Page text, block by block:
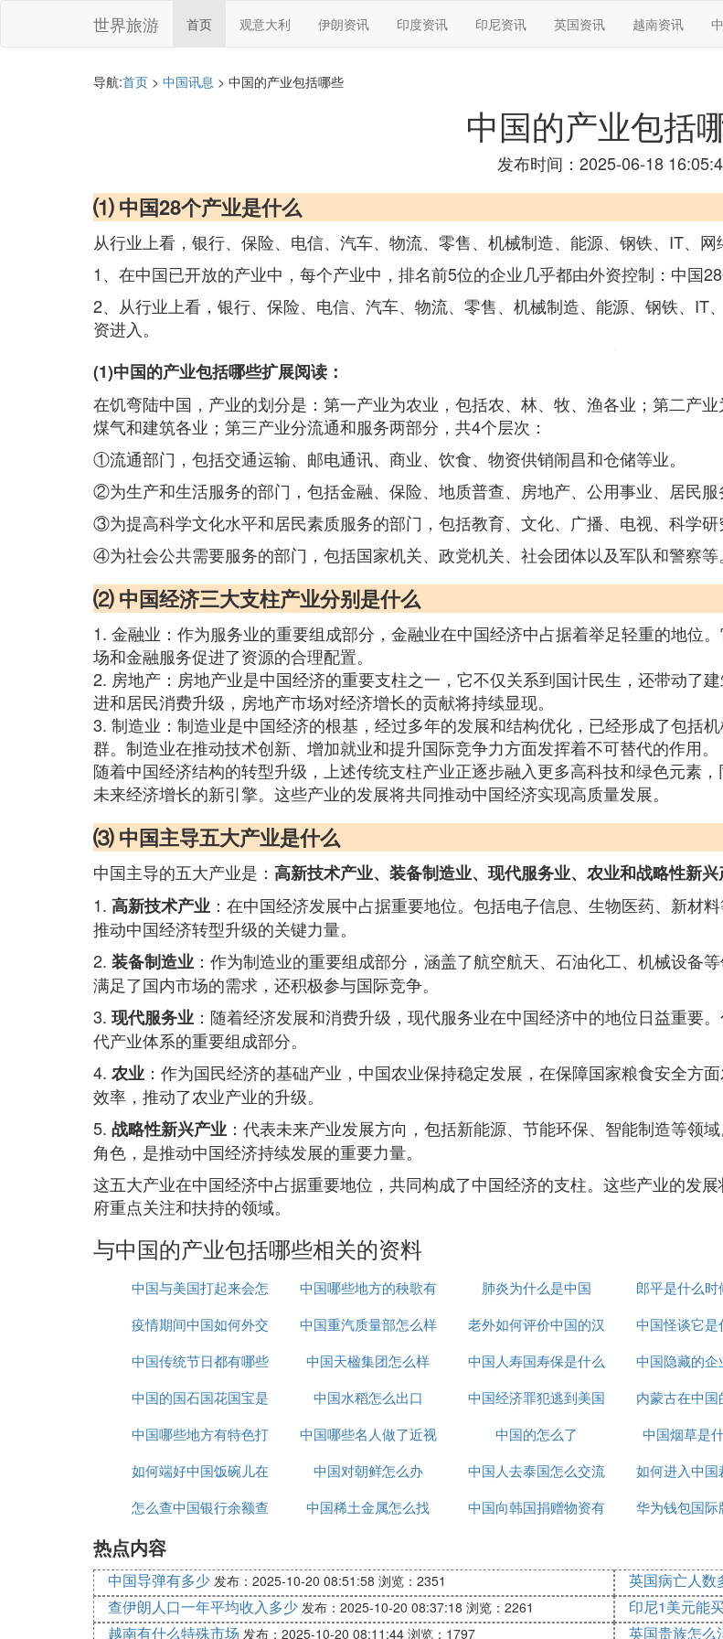
世界旅游 首页 观意大利 伊朗资讯 印度资讯 印尼资讯 英国资讯 越南资讯
导航:首页 > 中国讯息 > 中国的产业包括哪些
中国的产业包括
发布时间：2025-06-18
⑴ 中国28个产业是什么
从行业上看，银行、保险、电信、汽车、物流、零售、机械制造、能源、钢铁、IT、网
1、在中国已开放的产业中，每个产业中，排名前5位的企业几乎都由外资控制：中国
2、从行业上看，银行、保险、电信、汽车、物流、零售、机械制造、能源、钢铁、
资进入。
(1)中国的产业包括哪些扩展阅读：
在饥弯陆中国，产业的划分是：第一产业为农业，包括农、林、牧、渔各业；第二产
煤气和建筑各业；第三产业分流通和服务两部分，共4个层次：
①流通部门，包括交通运输、邮电通讯、商业、饮食、物资供销闹昌和仓储等业。
②为生产和生活服务的部门，包括金融、保险、地质普查、房地产、公用事业、居民服
③为提高科学文化水平和居民素质服务的部门，包括教育、文化、广播、电视、科学研
④为社会公共需要服务的部门，包括国家机关、政党机关、社会团体以及军队和警察等。
⑵ 中国经济三大支柱产业分别是什么
1. 金融业：作为服务业的重要组成部分，金融业在中国经济中占据着举足轻重的地位
场和金融服务促进了资源的合理配置。
2. 房地产：房地产业是中国经济的重要支柱之一，它不仅关系到国计民生，还带动了
进和居民消费升级，房地产市场对经济增长的贡献将持续显现。
3. 制造业：制造业是中国经济的根基，经过多年的发展和结构优化，已经形成了包括
群。制造业在推动技术创新、增加就业和提升国际竞争力方面发挥着不可替代的作用。
随着中国经济结构的转型升级，上述传统支柱产业正逐步融入更多高科技和绿色元素
未来经济增长的新引擎。这些产业的发展将共同推动中国经济实现高质量发展。
⑶ 中国主导五大产业是什么
中国主导的五大产业是： 高新技术产业、装备制造业、现代服务业、农业和战略性新
1. 高新技术产业 ：在中国经济发展中占据重要地位。包括电子信息、生物医药、新材
推动中国经济转型升级的关键力量。
2. 装备制造业 ：作为制造业的重要组成部分，涵盖了航空航天、石油化工、机械设备
满足了国内市场的需求，还积极参与国际竞争。
3. 现代服务业 ：随着经济发展和消费升级，现代服务业在中国经济中的地位日益重要
代产业体系的重要组成部分。
4. 农业 ：作为国民经济的基础产业，中国农业保持稳定发展，在保障国家粮食安全方
效率，推动了农业产业的升级。
5. 战略性新兴产业 ：代表未来产业发展方向，包括新能源、节能环保、智能制造等领
角色，是推动中国经济持续发展的重要力量。
这五大产业在中国经济中占据重要地位，共同构成了中国经济的支柱。这些产业的发
府重点关注和扶持的领域。
与中国的产业包括哪些相关的资料
中国与美国打起来会怎
么样
中国哪些地方的秧歌有
名
肺炎为什么是中国
郎平是什么时
女排
疫情期间中国如何外交
中国重汽质量部怎么样
老外如何评价中国的汉
服
中国怪谈它是
中国传统节日都有哪些 中国天楹集团怎么样 中国人寿国寿保是什么 中国隐藏的企
中国的国石国花国宝是
什么
中国水稻怎么出口
中国经济罪犯逃到美国
怎么办
内蒙古在中国
置
中国哪些地方有特色打
鼓
中国哪些名人做了近视
手术
中国的怎么了 中国烟草是
如何端好中国饭碗儿在
线播放
中国对朝鲜怎么办 中国人去泰国怎么交流
如何进入中国
网官
怎么查中国银行余额查
中国稀土金属怎么找
中国向韩国捐赠物资有
华为钱包国际
热点内容
中国导弹有多少 发布：2025-10-20 08:51:58 浏览：2351 英国病亡人数
查伊朗人口一年平均收入多少 发布：2025-10-20 08:37:18 浏览：2261 印尼1美元能
越南有什么特殊市场 发布：2025-10-20 08:11:44 浏览：1797 英国贵族怎么